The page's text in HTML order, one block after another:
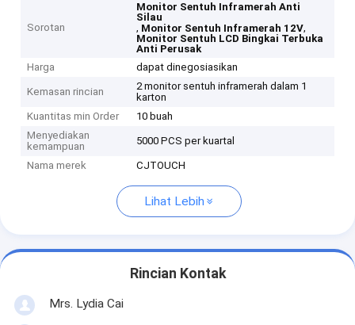
Sorotan
Monitor Sentuh Inframerah Anti
Silau
, Monitor Sentuh Inframerah 12V,
Monitor Sentuh LCD Bingkai Terbuka
Anti Perusak
Harga
dapat dinegosiasikan
Kemasan rincian
2 monitor sentuh inframerah dalam 1
karton
Kuantitas min Order
10 buah
Menyediakan
kemampuan
5000 PCS per kuartal
Nama merek CJTOUCH
Lihat Lebih
Rincian Kontak
Mrs. Lydia Cai